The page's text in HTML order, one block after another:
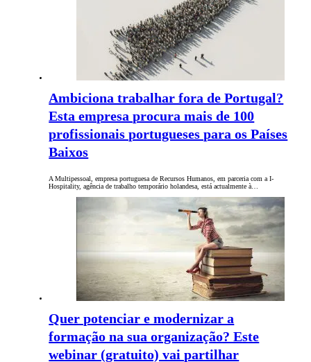
Ambiciona trabalhar fora de Portugal?
Esta empresa procura mais de 100
profissionais portugueses para os Países
Baixos
A Multipessoal, empresa portuguesa de Recursos Humanos, em parceria com a I-
Hospitality, agência de trabalho temporário holandesa, está actualmente à…
Quer potenciar e modernizar a
formação na sua organização? Este
webinar (gratuito) vai partilhar